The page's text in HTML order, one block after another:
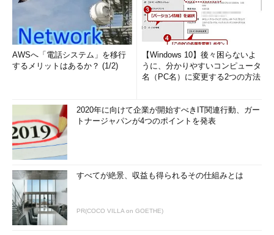
AWSへ「電話システム」を移行
するメリットはあるか？ (1/2)
【Windows 10】後々困らないよ
うに、分かりやすいコンピュータ
名（PC名）に変更する2つの方法
2020年に向けて企業が開始すべきIT関連行動、ガー
トナージャパンが4つのポイントを発表
すべてが絶景、収益も得られるその仕組みとは
PR(COCO VILLA on GOETHE)